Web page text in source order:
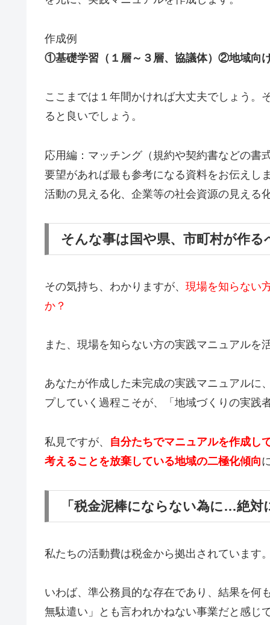
作成例
①基礎学習（１層～３層、協議体）②地域向
ここまでは１年間かければ大丈夫でしょう。
ると良いでしょう。
応用編：マッチング（規約や契約書などの書
要望があれば最も参考になる資料をお伝えし
活動の見える化、企業等の社会資源の見える
そんな事は国や県、市町村が作る
その気持ち、わかりますが、 現場を知らない
か？
また、 現場を知らない方の実践マニュアルを
あなたが作成した未完成の実践マニュアルに
プしていく過程こそが、「地域づくりの実践
私見ですが、 自分たちでマニュアルを作成し
考えることを放棄している地域の二極化傾向
「税金泥棒にならない為に…絶対
私たちの活動費は税金から拠出されています
いわば、準公務員的な存在であり、結果を何
無駄遣い」とも言われかねない事業だと感じ